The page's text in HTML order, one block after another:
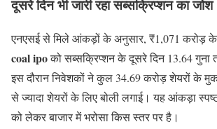
दूसरे दिन भी जारी रहा सब्सक्रिप्शन का जोश
एनएसई से मिले आंकड़ों के अनुसार, ₹1,071 करोड़ के
coal ipoको सब्सक्रिप्शन के दूसरे दिन 13.64 गुना
इस दौरान निवेशकों ने कुल 34.69 करोड़ शेयरों के
से ज्यादा शेयरों के लिए बोली लगाई। यह आंकड़ा
को लेकर बाजार में भरोसा किस स्तर पर है।